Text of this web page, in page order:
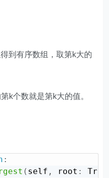
到有序数组，取第k大的
k个数就是第k大的值。
:
( self , root :